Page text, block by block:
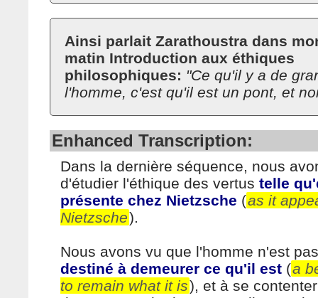
Αinsi parlait Zarathoustra dans
matin Introduction aux éthiques
philosophiques: "Ce qu'il y a de
l'homme, c'est qu'il est un pont, et
Enhanced Transcription:
Dans la dernière séquence, nous
d'étudier l'éthique des vertus telle
présente chez Nietzsche (as it
Nietzsche).
Nous avons vu que l'homme n'est
destiné à demeurer ce qu'il est (a
to remain what it is), et à se